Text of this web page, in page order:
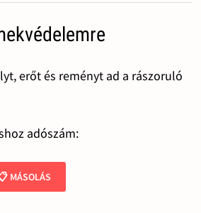
erőt és reményt ad a rászoruló
adószám:
MÁSOLÁS